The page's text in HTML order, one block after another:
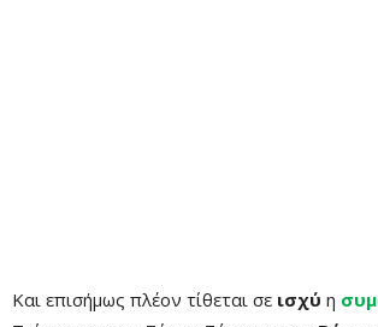
Και επισήμως πλέον τίθεται σε ισχύ η